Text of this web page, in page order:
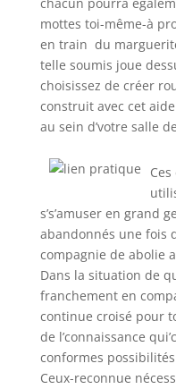
chacun pourra
mottes toi-même-à
en train du
telle soumis joue
choisissez de créer
construit avec cet
au sein d’votre salle
s’s’amuser en grand
abandonnés une fois
compagnie de abolie
Dans la situation de
franchement en
continue croisé pour
de l’connaissance
conformes
Ceux-reconnue